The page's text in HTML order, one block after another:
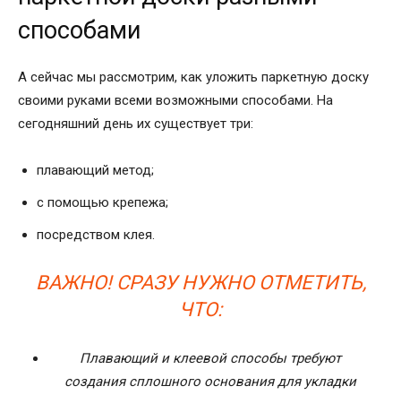
способами
А сейчас мы рассмотрим, как уложить паркетную доску
своими руками всеми возможными способами. На
сегодняшний день их существует три:
плавающий метод;
с помощью крепежа;
посредством клея.
ВАЖНО! СРАЗУ НУЖНО ОТМЕТИТЬ,
ЧТО:
Плавающий и клеевой способы требуют
создания сплошного основания для укладки